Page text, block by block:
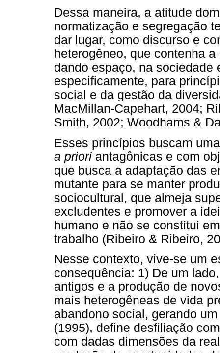
Dessa maneira, a atitude
normatização e segregação
dar lugar, como discurso e
heterogêneo, que contenha
dando espaço, na sociedade
especificamente, para
social e da gestão da
MacMillan-Capehart, 2004;
Smith, 2002; Woodhams &
Esses princípios buscam
a priori antagônicas e com
que busca a adaptação das
mutante para se manter
sociocultural, que almeja
excludentes e promover a
humano e não se constitui
trabalho (Ribeiro & Ribeiro,
Nesse contexto, vive-se um
consequência: 1) De um
antigos e a produção de
mais heterogêneas de vida
abandono social, gerando
(1995), define desfiliação
com dadas dimensões da